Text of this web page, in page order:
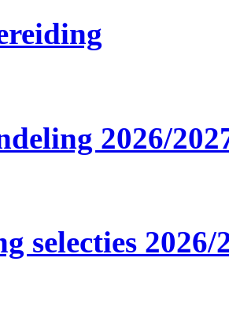
2026/
selecties 2026/